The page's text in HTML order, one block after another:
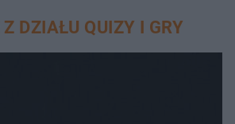
DZIAŁU QUIZY I GRY